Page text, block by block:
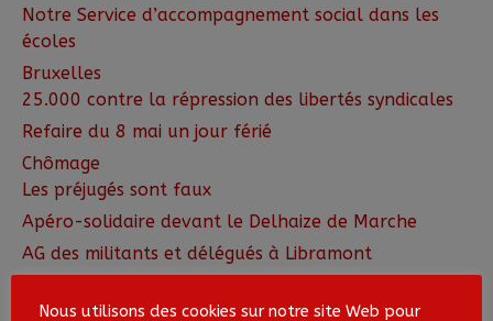
Notre Service d’accompagnement social dans les
écoles
Bruxelles
25.000 contre la répression des libertés syndicales
Refaire du 8 mai un jour férié
Chômage
Les préjugés sont faux
Apéro-solidaire devant le Delhaize de Marche
AG des militants et délégués à Libramont
Quel succès!
Nous utilisons des cookies sur notre site Web pour